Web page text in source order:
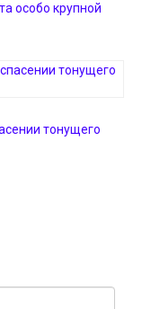
особо крупной
тонущего